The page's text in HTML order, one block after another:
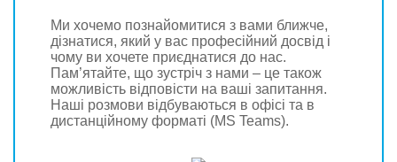
Ми хочемо познайомитися з вами ближче,
дізнатися, який у вас професійний досвід і
чому ви хочете приєднатися до нас.
Пам’ятайте, що зустріч з нами – це також
можливість відповісти на ваші запитання.
Наші розмови відбуваються в офісі та в
дистанційному форматі (MS Teams).